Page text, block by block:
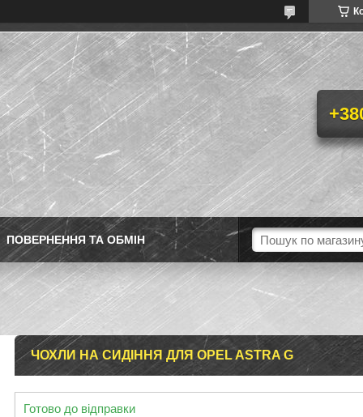
ПОВЕРНЕННЯ ТА ОБМІН
ЧОХЛИ НА СИДІННЯ ДЛЯ OPEL ASTRA G
Готово до відправки